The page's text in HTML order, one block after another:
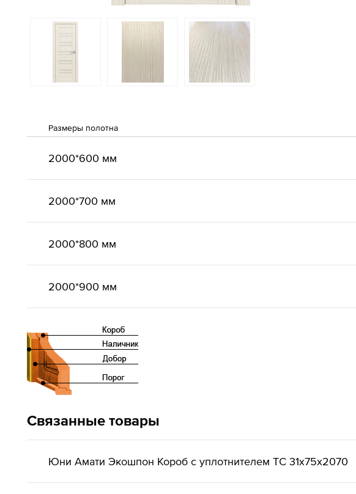
Размеры полотна
2000*600 мм
2000*700 мм
2000*800 мм
2000*900 мм
Связанные товары
Юни Амати Экошпон Короб с уплотнителем ТС 31x75x2070